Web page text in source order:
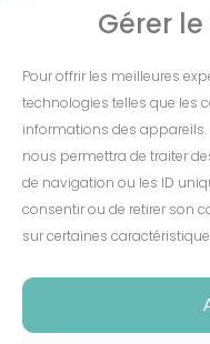
Gérer
Pour offrir les meilleures
technologies telles que les
informations des appareils.
nous permettra de traiter
de navigation ou les ID
consentir ou de retirer son
sur certaines
sur le lien présent dans
S'INSCRIRE
Conditions de